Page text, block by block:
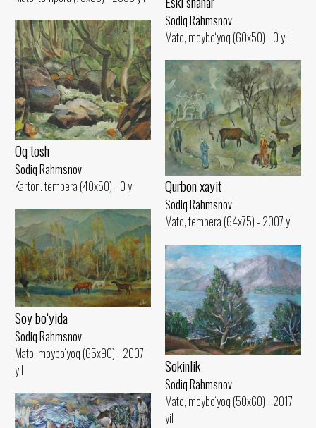
Sodiq Rahmsnov
Mato, moybo‘yoq (60x50) - 0 yil
Oq tosh
Sodiq Rahmsnov
Karton. tempera (40x50) - 0 yil
Qurbon xayit
Sodiq Rahmsnov
Mato, tempera (64x75) - 2007 yil
Soy bo‘yida
Sodiq Rahmsnov
Mato, moybo‘yoq (65x90) - 2007
yil
Sokinlik
Sodiq Rahmsnov
Mato, moybo‘yoq (50x60) - 2017
yil